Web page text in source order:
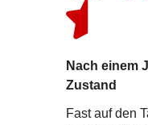
Nach einem
Zustand
Fast auf den